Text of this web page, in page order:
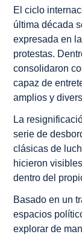
El ciclo
última década
expresada en
protestas.
consolidaron
capaz de
amplios y
La
serie de
clásicas de
hicieron
dentro del
Basado en un
espacios
explorar de